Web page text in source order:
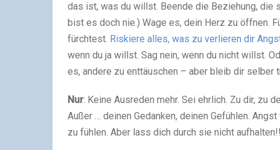
das ist, was du willst. Beende die Beziehung, die
bist es doch nie.) Wage es, dein Herz zu öffnen.
fürchtest. Riskiere alles, was zu verlieren dir
wenn du ja willst. Sag nein, wenn du nicht willst.
es, andere zu enttäuschen – aber bleib dir selber
Nur: Keine Ausreden mehr. Sei ehrlich. Zu dir, zu
Außer … deinen Gedanken, deinen Gefühlen.
zu fühlen. Aber lass dich durch sie nicht